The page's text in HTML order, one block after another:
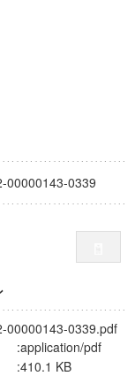
ム市民社会ガバナンス
論理と感性の先端的
「超成熟社会発展のサ
00000143-0339
00000143-0339.pdf
:application/pdf
:410.1 KB